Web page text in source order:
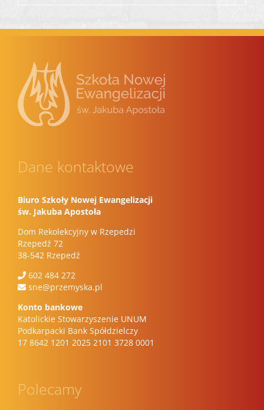
Dane kontaktowe
Biuro Szkoły Nowej Ewangelizacji
św. Jakuba Apostoła
Dom Rekolekcyjny w Rzepedzi
Rzepedź 72
38-542 Rzepedź
602 484 272
sne@przemyska.pl
Konto bankowe
Katolickie Stowarzyszenie UNUM
Podkarpacki Bank Spółdzielczy
17 8642 1201 2025 2101 3728 0001
Polecamy